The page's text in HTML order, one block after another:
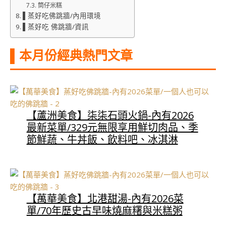
筒仔米糕
▌蒸好吃佛跳牆/內用環境
▌蒸好吃 佛跳牆/資訊
▌本月份經典熱門文章
【蘆洲美食】柒柒石頭火鍋-內有2026
最新菜單/329元無限享用鮮切肉品、季
節鮮蔬、牛丼飯、飲料吧、冰淇淋
【萬華美食】北港甜湯-內有2026菜
單/70年歷史古早味燒麻糬與米糕粥